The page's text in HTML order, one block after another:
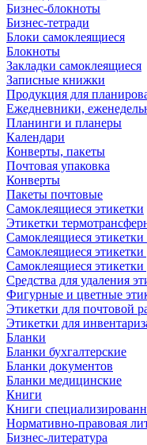
Бизнес-блокноты
Бизнес-тетради
Блоки самоклеящиеся
Блокноты
Закладки самоклеящиеся
Записные книжки
Продукция для
Ежедневники,
Планинги и планеры
Календари
Конверты, пакеты
Почтовая упаковка
Конверты
Пакеты почтовые
Самоклеящиеся этикетки
Этикетки
Самоклеящиеся
Самоклеящиеся этикетки
Самоклеящиеся
Средства для удаления
Фигурные и цветные
Этикетки для почтовой
Этикетки для
Бланки
Бланки бухгалтерские
Бланки документов
Бланки медицинские
Книги
Книги
Нормативно-правовая
Бизнес-литература